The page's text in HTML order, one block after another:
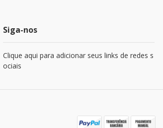
Siga-nos
Clique aqui para adicionar seus links de redes s
ociais